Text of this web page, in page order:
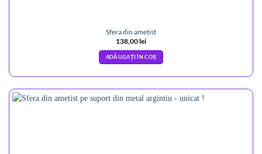
Sfera din ametist
138,00lei
ADĂUGAȚI ÎN COȘ